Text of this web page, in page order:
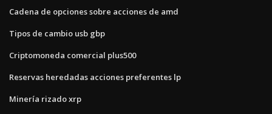
Cadena de opciones sobre acciones de amd
Tipos de cambio usb gbp
Criptomoneda comercial plus500
Reservas heredadas acciones preferentes lp
Minería rizado xrp